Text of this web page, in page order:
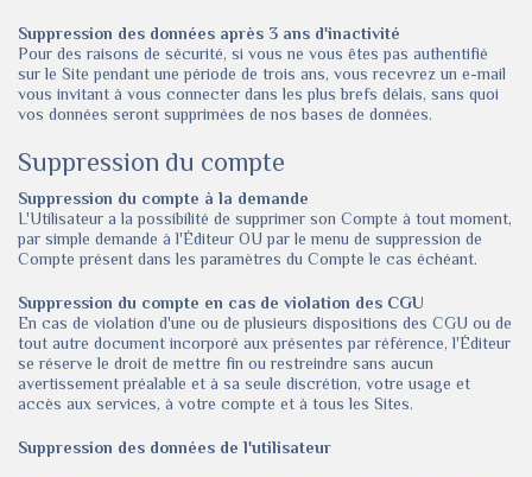
Suppression des données après 3 ans d'inactivité
Pour des raisons de sécurité, si vous ne vous êtes pas authentifié
sur le Site pendant une période de trois ans, vous recevrez un e-mail
vous invitant à vous connecter dans les plus brefs délais, sans quoi
vos données seront supprimées de nos bases de données.
Suppression du compte
Suppression du compte à la demande
L'Utilisateur a la possibilité de supprimer son Compte à tout moment,
par simple demande à l'Éditeur OU par le menu de suppression de
Compte présent dans les paramètres du Compte le cas échéant.
Suppression du compte en cas de violation des CGU
En cas de violation d'une ou de plusieurs dispositions des CGU ou de
tout autre document incorporé aux présentes par référence, l'Éditeur
se réserve le droit de mettre fin ou restreindre sans aucun
avertissement préalable et à sa seule discrétion, votre usage et
accès aux services, à votre compte et à tous les Sites.
Suppression des données de l'utilisateur